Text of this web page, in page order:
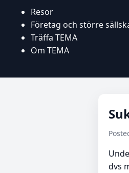
Resor
Företag och större
Träffa TEMA
Om TEMA
dvs